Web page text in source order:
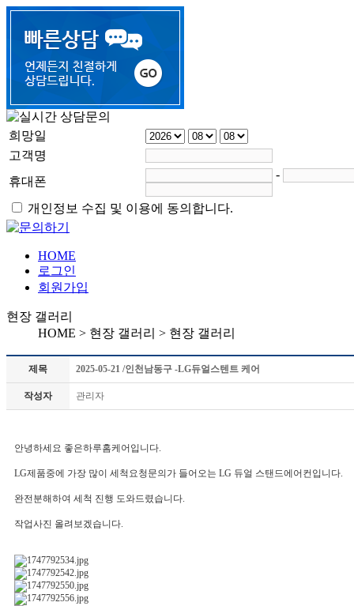
희망일
고객명
휴대폰
-
개인정보 수집 및 이용에 동의합니다.
HOME
로그인
회원가입
현장 갤러리
HOME > 현장 갤러리 > 현장 갤러리
제목 2025-05-21 /인천남동구 -LG듀얼스텐트 케어
작성자 관리자
안녕하세요 좋은하루홈케어입니다.
LG제품중에 가장 많이 세척요청문의가 들어오는 LG 듀얼 스탠드에어컨입니다.
완전분해하여 세척 진행 도와드렸습니다.
작업사진 올려보겠습니다.